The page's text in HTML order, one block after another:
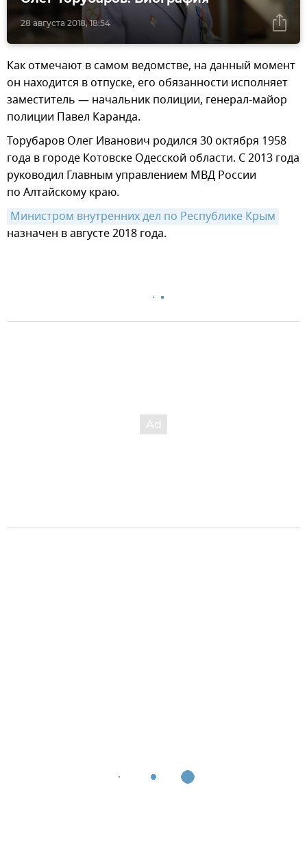
28 августа 2018, 18:54
Как отмечают в самом ведомстве, на данный момент
он находится в отпуске, его обязанности исполняет
заместитель — начальник полиции, генерал-майор
полиции Павел Каранда.
Торубаров Олег Иванович родился 30 октября 1958
года в городе Котовске Одесской области. С 2013 года
руководил Главным управлением МВД России
по Алтайскому краю.
Министром внутренних дел по Республике Крым
назначен в августе 2018 года.